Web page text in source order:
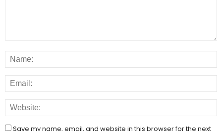
Save my name, email, and website in this browser for the next